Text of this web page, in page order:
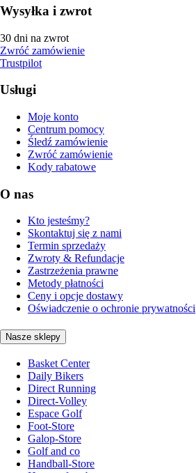
Wysyłka i zwrot
30 dni na zwrot
Zwróć zamówienie
Trustpilot
Usługi
Moje konto
Centrum pomocy
Śledź zamówienie
Zwróć zamówienie
Kody rabatowe
O nas
Kto jesteśmy?
Skontaktuj się z nami
Termin sprzedaży
Zwroty & Refundacje
Zastrzeżenia prawne
Metody płatności
Ceny i opcje dostawy
Oświadczenie o ochronie prywatności
Nasze sklepy
Basket Center
Daily Bikers
Direct Running
Direct-Volley
Espace Golf
Foot-Store
Galop-Store
Golf and co
Handball-Store